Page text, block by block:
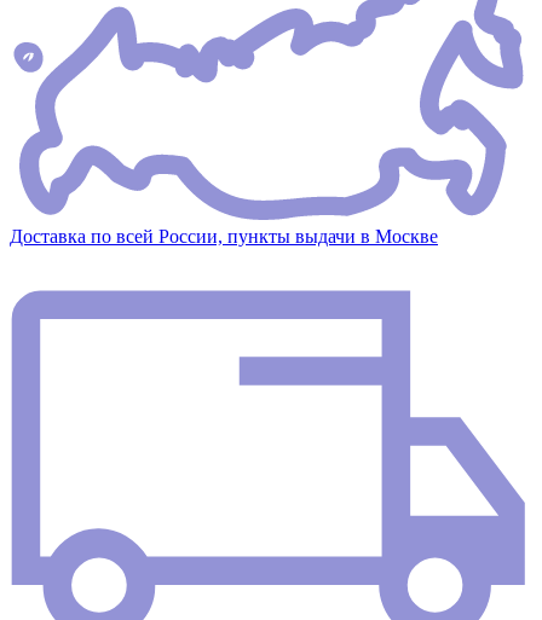
Доставка по всей России, пункты выдачи в Москве